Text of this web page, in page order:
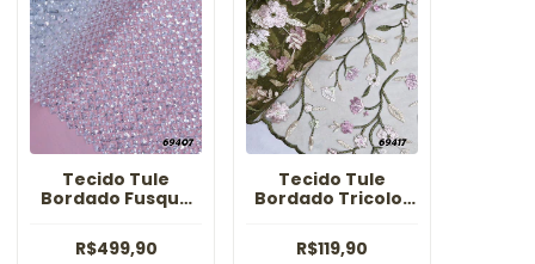
Tecido Tule
Bordado Fusque
R$499,90
Tecido Tule
Bordado Tricolor
R$119,90